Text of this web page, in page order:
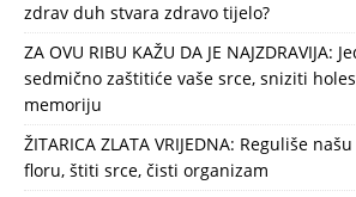
zdrav duh stvara zdravo tijelo?
ZA OVU RIBU KAŽU DA JE NAJZDRAVIJA:
sedmično zaštitiće vaše srce, sniziti
memoriju
ŽITARICA ZLATA VRIJEDNA: Reguliše
floru, štiti srce, čisti organizam